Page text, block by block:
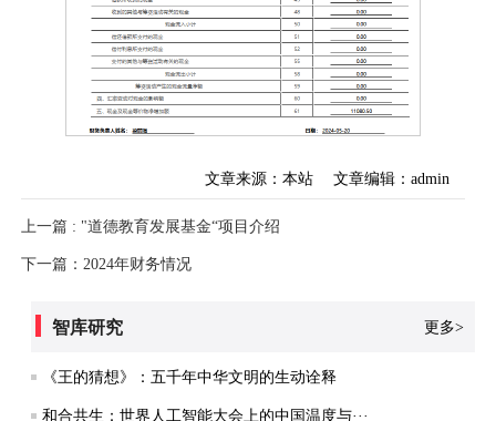
文章来源：本站 文章编辑：admin
上一篇 : "道德教育发展基金“项目介绍
下一篇：2024年财务情况
智库研究 更多>
《王的猜想》：五千年中华文明的生动诠释
和合共生：世界人工智能大会上的中国温度与···